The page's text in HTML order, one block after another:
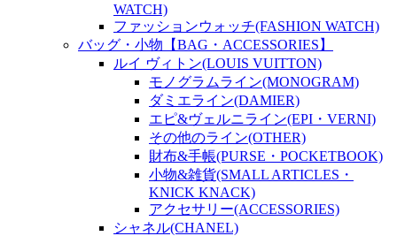
WATCH)
ファッションウォッチ(FASHION WATCH)
バッグ・小物【BAG・ACCESSORIES】
ルイ ヴィトン(LOUIS VUITTON)
モノグラムライン(MONOGRAM)
ダミエライン(DAMIER)
エピ&ヴェルニライン(EPI・VERNI)
その他のライン(OTHER)
財布&手帳(PURSE・POCKETBOOK)
小物&雑貨(SMALL ARTICLES・
KNICK KNACK)
アクセサリー(ACCESSORIES)
シャネル(CHANEL)